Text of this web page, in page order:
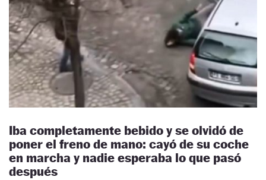
Iba completamente bebido y se olvidó de
poner el freno de mano: cayó de su coche
en marcha y nadie esperaba lo que pasó
después